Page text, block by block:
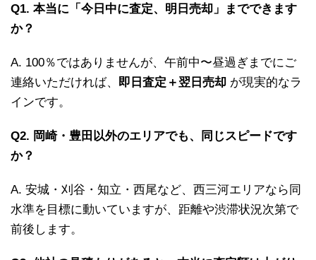
Q1. 本当に「今日中に査定、明日売却」までできます
か？
A. 100％ではありませんが、午前中〜昼過ぎまでにご
連絡いただければ、 即日査定＋翌日売却 が現実的なラ
インです。
Q2. 岡崎・豊田以外のエリアでも、同じスピードです
か？
A. 安城・刈谷・知立・西尾など、西三河エリアなら同
水準を目標に動いていますが、距離や渋滞状況次第で
前後します。